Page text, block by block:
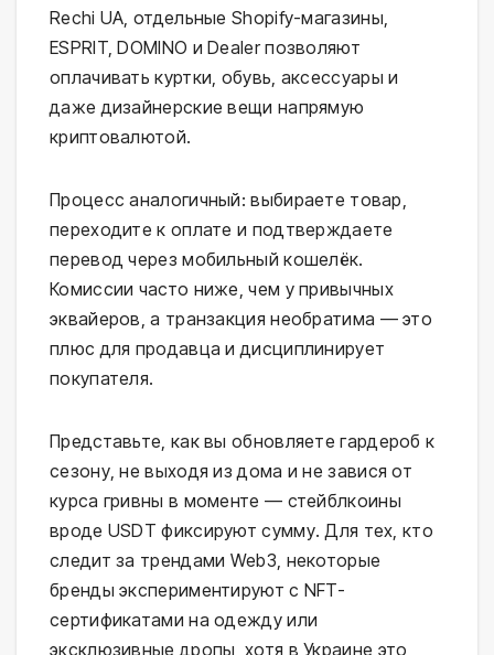
Rechi UA, отдельные Shopify-магазины,
ESPRIT, DOMINO и Dealer позволяют
оплачивать куртки, обувь, аксессуары и
даже дизайнерские вещи напрямую
криптовалютой.
Процесс аналогичный: выбираете товар,
переходите к оплате и подтверждаете
перевод через мобильный кошелёк.
Комиссии часто ниже, чем у привычных
эквайеров, а транзакция необратима — это
плюс для продавца и дисциплинирует
покупателя.
Представьте, как вы обновляете гардероб к
сезону, не выходя из дома и не завися от
курса гривны в моменте — стейблкоины
вроде USDT фиксируют сумму. Для тех, кто
следит за трендами Web3, некоторые
бренды экспериментируют с NFT-
сертификатами на одежду или
эксклюзивные дропы, хотя в Украине это